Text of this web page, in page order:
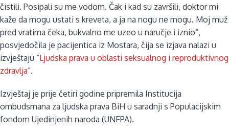
čistili. Posipali su me vodom. Čak i kad su završili, doktor mi
kaže da mogu ustati s kreveta, a ja na nogu ne mogu. Moj muž
pred vratima čeka, bukvalno me uzeo u naručje i iznio“,
posvjedočila je pacijentica iz Mostara, čija se izjava nalazi u
izvještaju “Ljudska prava u oblasti seksualnog i reproduktivnog
zdravlja”.
Izvještaj je prije četiri godine pripremila Institucija
ombudsmana za ljudska prava BiH u saradnji s Populacijskim
fondom Ujedinjenih naroda (UNFPA).